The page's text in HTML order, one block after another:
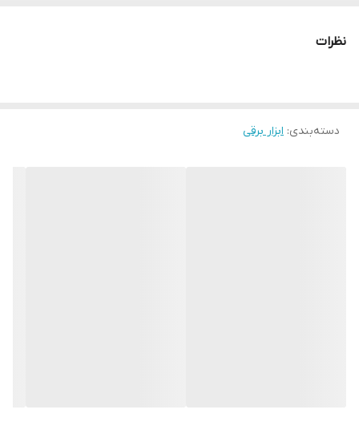
منبع انرژی دریل
نظرات
دسته‌بندی: ابزار برقی